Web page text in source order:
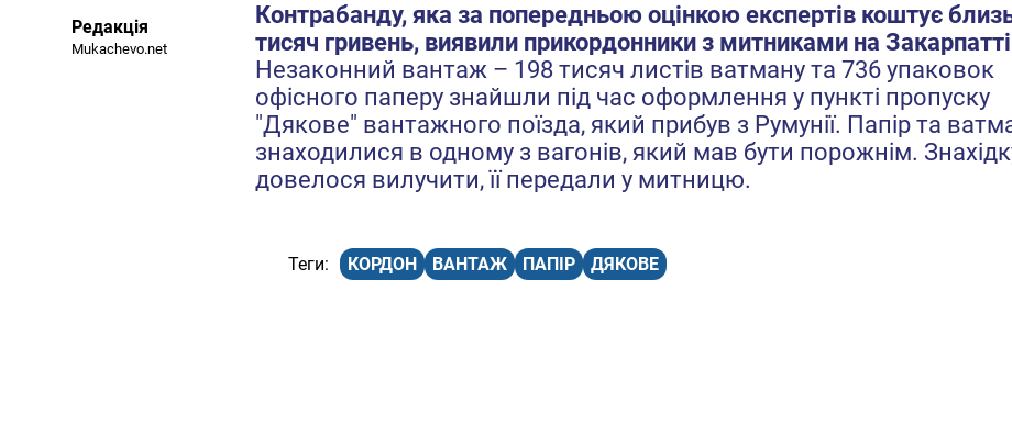
Редакція
Mukachevo.net
Контрабанду, яка за попередньою оцінкою експертів коштує
тисяч гривень, виявили прикордонники з митниками на
Незаконний вантаж – 198 тисяч листів ватману та 736 упаковок
офісного паперу знайшли під час оформлення у пункті пропуску
"Дякове" вантажного поїзда, який прибув з Румунії. Папір та
знаходилися в одному з вагонів, який мав бути порожнім.
довелося вилучити, її передали у митницю.
КОРДОН ВАНТАЖ ПАПІР ДЯКОВЕ